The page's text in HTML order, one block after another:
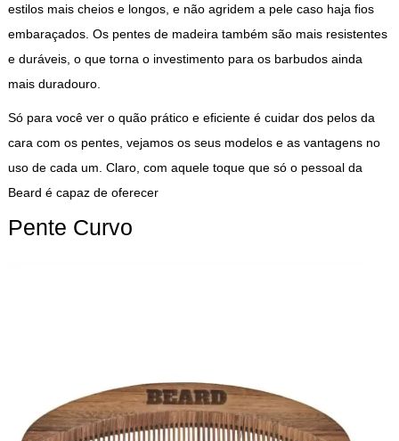
estilos mais cheios e longos, e não agridem a pele caso haja fios
embaraçados. Os pentes de madeira também são mais resistentes
e duráveis, o que torna o investimento para os barbudos ainda
mais duradouro.
Só para você ver o quão prático e eficiente é cuidar dos pelos da
cara com os pentes, vejamos os seus modelos e as vantagens no
uso de cada um. Claro, com aquele toque que só o pessoal da
Beard é capaz de oferecer
Pente Curvo